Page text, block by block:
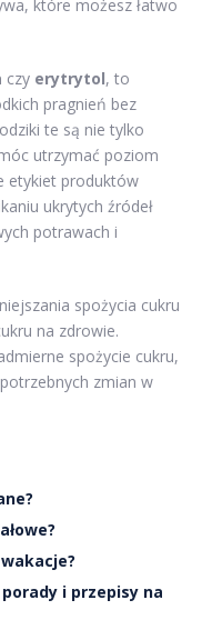
które możesz łatwo
czy erytrytol, to
pragnień bez
te są nie tylko
utrzymać poziom
etykiet produktów
ukrytych źródeł
potrawach i
spożycia cukru
na zdrowie.
spożycie cukru,
zmian w
i przepisy na